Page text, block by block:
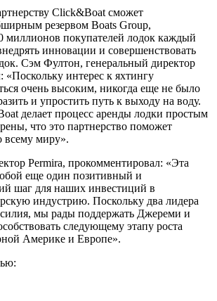
Click&Boat сможет
резервом Boats Group,
покупателей лодок каждый
инновации и совершенствовать
Сэм Фултон, генеральный директор
«Поскольку интерес к яхтингу
очень высоким, никогда еще не было
и упростить путь к выходу на воду.
делает процесс аренды лодки простым
что это партнерство поможет
всему миру».
Permira, прокомментировал: «Эта
еще один позитивный и
шаг для наших инвестиций в
индустрию. Поскольку два лидера
мы рады поддержать Джереми и
следующему этапу роста
Америке и Европе».